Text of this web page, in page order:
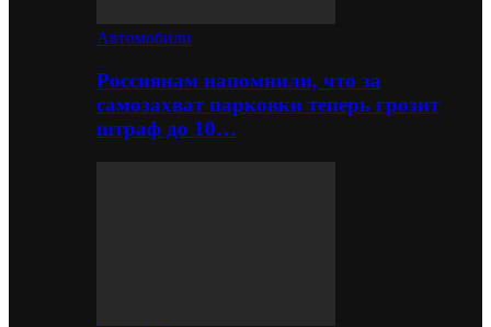
Автомобили
Россиянам напомнили, что за
самозахват парковки теперь грозит
штраф до 10…